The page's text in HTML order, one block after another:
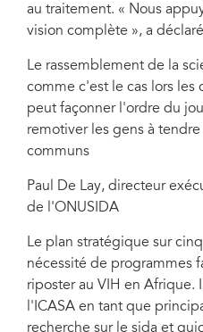
au traitement. « Nous
vision complète », a
Le rassemblement de la
comme c'est le cas lors les
peut façonner l'ordre du
remotiver les gens à
communs
Paul De Lay, directeur
de l'ONUSIDA
Le plan stratégique sur
nécessité de programmes
riposter au VIH en Afrique.
l'ICASA en tant que
recherche sur le sida et